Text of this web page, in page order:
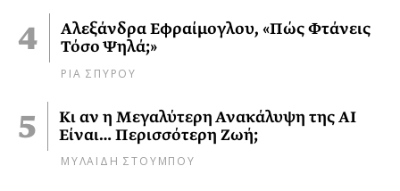
Αλεξάνδρα Εφραίμογλου, «Πώς Φτάνεις
Τόσο Ψηλά;»
ΡΙΑ ΣΠΥΡΟΥ
Κι αν η Μεγαλύτερη Ανακάλυψη της AI
Είναι… Περισσότερη Ζωή;
ΜΥΛΑΙΔΗ ΣΤΟΥΜΠΟΥ